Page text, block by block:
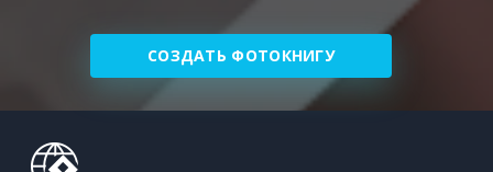
СОЗДАТЬ ФОТОКНИГУ